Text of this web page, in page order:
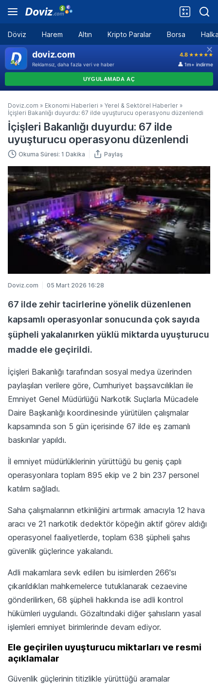
Döviz Harem Altın Kripto Paralar Borsa
Doviz.com » Ekonomi Haberleri » Yerel & Sektörel Haberler »
İçişleri Bakanlığı duyurdu: 67 ilde uyuşturucu operasyonu düzenlendi
İçişleri Bakanlığı duyurdu: 67 ilde
uyuşturucu operasyonu düzenlendi
Okuma Süresi: 1 Dakika Paylaş
Doviz.com 05 Mart 2026 16:28
67 ilde zehir tacirlerine yönelik düzenlenen
kapsamlı operasyonlar sonucunda çok sayıda
şüpheli yakalanırken yüklü miktarda uyuşturucu
madde ele geçirildi.
İçişleri Bakanlığı tarafından sosyal medya üzerinden
paylaşılan verilere göre, Cumhuriyet başsavcılıkları ile
Emniyet Genel Müdürlüğü Narkotik Suçlarla Mücadele
Daire Başkanlığı koordinesinde yürütülen çalışmalar
kapsamında son 5 gün içerisinde 67 ilde eş zamanlı
baskınlar yapıldı.
İl emniyet müdürlüklerinin yürüttüğü bu geniş çaplı
operasyonlara toplam 895 ekip ve 2 bin 237 personel
katılım sağladı.
Saha çalışmalarının etkinliğini artırmak amacıyla 12 hava
aracı ve 21 narkotik dedektör köpeğin aktif görev aldığı
operasyonel faaliyetlerde, toplam 638 şüpheli şahıs
güvenlik güçlerince yakalandı.
Adli makamlara sevk edilen bu isimlerden 266'sı
çıkarıldıkları mahkemelerce tutuklanarak cezaevine
gönderilirken, 68 şüpheli hakkında ise adli kontrol
hükümleri uygulandı. Gözaltındaki diğer şahısların yasal
işlemleri emniyet birimlerinde devam ediyor.
Ele geçirilen uyuşturucu miktarları ve resmi
açıklamalar
Güvenlik güçlerinin titizlikle yürüttüğü aramalar